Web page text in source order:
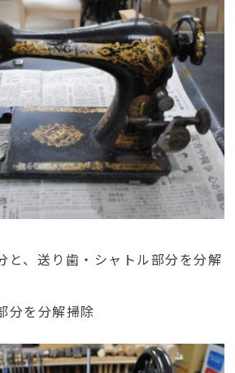
と、送り歯・シャトル部分を分解
分を分解掃除